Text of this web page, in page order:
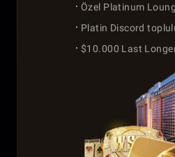
Özel Platinum
Platin Discord
$10.000 Last